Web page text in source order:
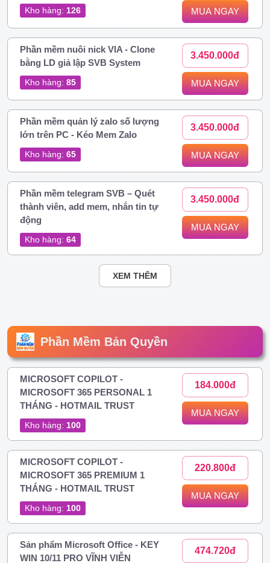
Kho hàng: 126 MUA NGAY
Phần mềm nuôi nick VIA - Clone
bằng LD giả lập SVB System
Kho hàng: 85
3.450.000đ
MUA NGAY
Phần mềm quản lý zalo số lượng
lớn trên PC - Kéo Mem Zalo
Kho hàng: 65
3.450.000đ
MUA NGAY
Phần mềm telegram SVB – Quét
thành viên, add mem, nhắn tin tự
động
Kho hàng: 64
3.450.000đ
MUA NGAY
XEM THÊM
Phần Mềm Bản Quyền
MICROSOFT COPILOT -
MICROSOFT 365 PERSONAL 1
THÁNG - HOTMAIL TRUST
Kho hàng: 100
184.000đ
MUA NGAY
MICROSOFT COPILOT -
MICROSOFT 365 PREMIUM 1
THÁNG - HOTMAIL TRUST
Kho hàng: 100
220.800đ
MUA NGAY
Sản phẩm Microsoft Office - KEY
WIN 10/11 PRO VĨNH VIỄN
474.720đ